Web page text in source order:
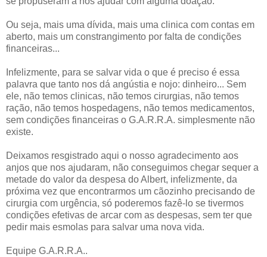
Ou seja, mais uma dívida, mais uma clinica com contas em
aberto, mais um constrangimento por falta de condições
financeiras...
Infelizmente, para se salvar vida o que é preciso é essa
palavra que tanto nos dá angústia e nojo: dinheiro... Sem
ele, não temos clinicas, não temos cirurgias, não temos
ração, não temos hospedagens, não temos medicamentos,
sem condições financeiras o G.A.R.R.A. simplesmente não
existe.
Deixamos resgistrado aqui o nosso agradecimento aos
anjos que nos ajudaram, não conseguimos chegar sequer a
metade do valor da despesa do Albert, infelizmente, da
próxima vez que encontrarmos um cãozinho precisando de
cirurgia com urgência, só poderemos fazê-lo se tivermos
condições efetivas de arcar com as despesas, sem ter que
pedir mais esmolas para salvar uma nova vida.
Equipe G.A.R.R.A..